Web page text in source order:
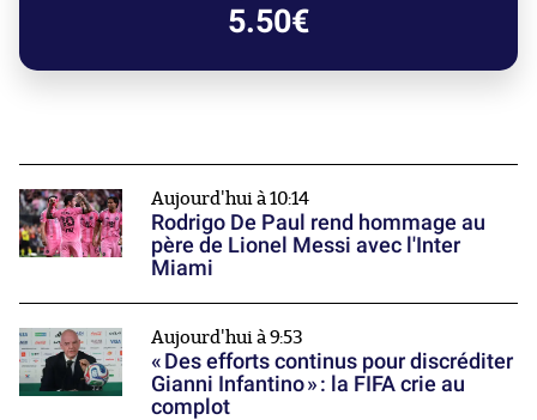
5.50€
Aujourd'hui à 10:14
Rodrigo De Paul rend hommage au
père de Lionel Messi avec l'Inter
Miami
Aujourd'hui à 9:53
« Des efforts continus pour discréditer
Gianni Infantino » : la FIFA crie au
complot